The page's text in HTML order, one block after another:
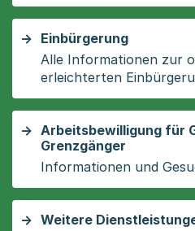
Einbürgerung
Alle Informationen zur
erleichterten
Arbeitsbewilligung für
Grenzgänger
Informationen und
Weitere